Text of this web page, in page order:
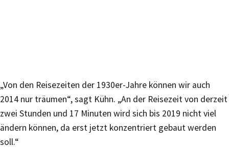
„Von den Reisezeiten der 1930er-Jahre können wir auch
2014 nur träumen“, sagt Kühn. „An der Reisezeit von derzeit
zwei Stunden und 17 Minuten wird sich bis 2019 nicht viel
ändern können, da erst jetzt konzentriert gebaut werden
soll.“